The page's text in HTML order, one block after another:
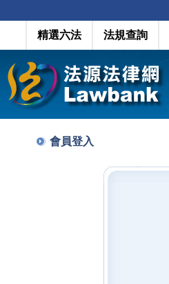
精選六法 法規查詢
會員登入